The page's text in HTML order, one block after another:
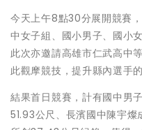
今天上午8點30分展開競賽
中女子組、國小男子、國小
此次亦邀請高雄市仁武高中
此觀摩競技，提升縣內選手的
結果首日競賽，計有國中男
51.93公尺、長濱國中陳宇燦